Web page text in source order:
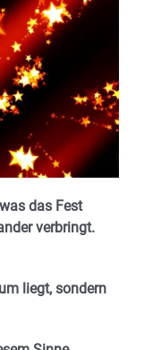
das Fest
verbringt.
liegt, sondern